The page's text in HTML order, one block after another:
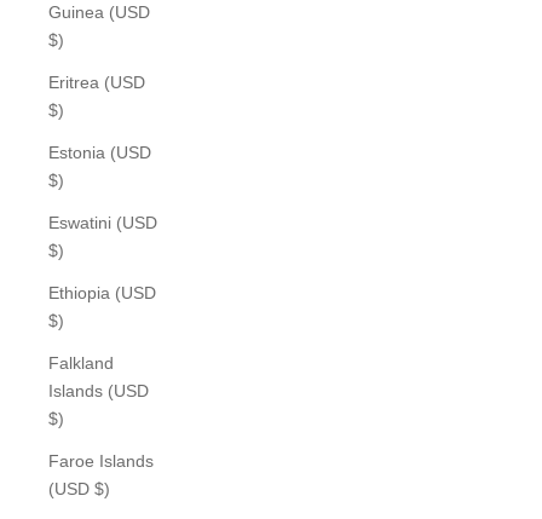
Guinea (USD
$)
Eritrea (USD
$)
Estonia (USD
$)
Eswatini (USD
$)
Ethiopia (USD
$)
Falkland
Islands (USD
$)
Faroe Islands
(USD $)